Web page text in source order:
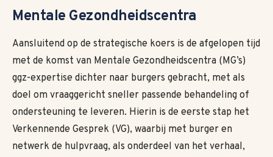
Mentale Gezondheidscentra
Aansluitend op de strategische koers is de afgelopen tijd
met de komst van Mentale Gezondheidscentra (MG’s)
ggz-expertise dichter naar burgers gebracht, met als
doel om vraaggericht sneller passende behandeling of
ondersteuning te leveren. Hierin is de eerste stap het
Verkennende Gesprek (VG), waarbij met burger en
netwerk de hulpvraag, als onderdeel van het verhaal,